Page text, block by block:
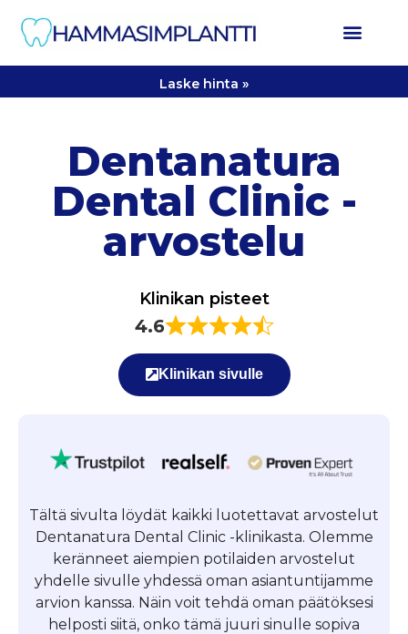
Laske hinta »
Dentanatura
Dental Clinic -
arvostelu
Klinikan pisteet
4.6
Klinikan sivulle
Tältä sivulta löydät kaikki luotettavat arvostelut
Dentanatura Dental Clinic -klinikasta. Olemme
keränneet aiempien potilaiden arvostelut
yhdelle sivulle yhdessä oman asiantuntijamme
arvion kanssa. Näin voit tehdä oman päätöksesi
helposti siitä, onko tämä juuri sinulle sopiva